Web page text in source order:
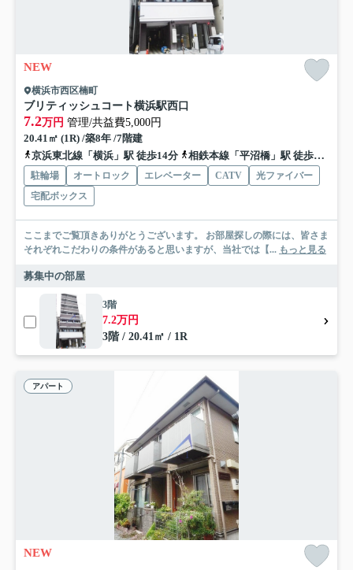
NEW
横浜市西区楠町
ブリティッシュコート横浜駅西口
7.2万円 管理/共益費5,000円
20.41㎡ (1R) /築8年 /7階建
京浜東北線「横浜」駅 徒歩14分
相鉄本線「平沼橋」駅 徒歩15分
駐輪場 オートロック エレベーター CATV
光ファイバー
宅配ボックス
ここまでご覧頂きありがとうございます。 お部屋探しの際には、皆さま
それぞれこだわりの条件があると思いますが、当社では【... もっと見る
募集中の部屋
3階
7.2万円
3階 / 20.41㎡ / 1R
アパート
NEW